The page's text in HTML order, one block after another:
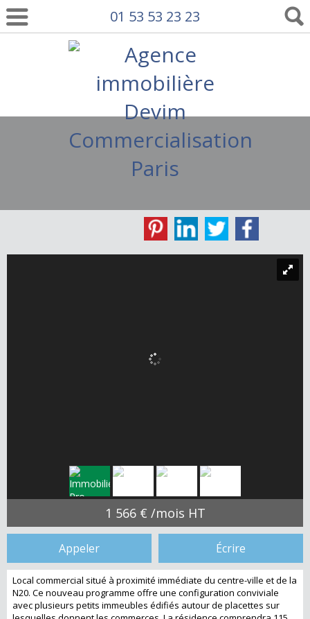
01 53 53 23 23
1 566 € /mois HT
Appeler Écrire
Local commercial situé à proximité immédiate du centre-ville et de la
N20. Ce nouveau programme offre une configuration conviviale
avec plusieurs petits immeubles édifiés autour de placettes sur